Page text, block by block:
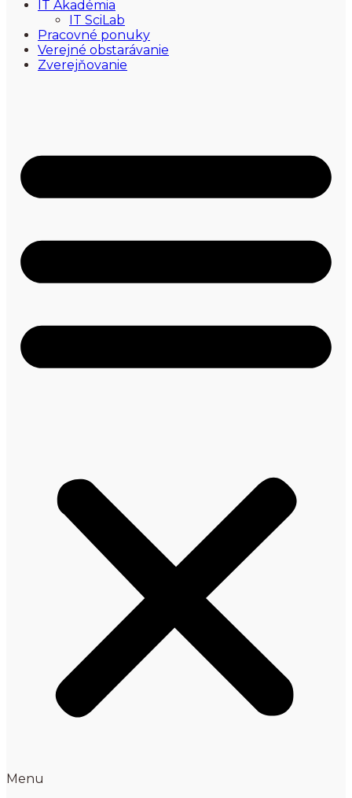
IT Akadémia
IT SciLab
Pracovné ponuky
Verejné obstarávanie
Zverejňovanie
Menu